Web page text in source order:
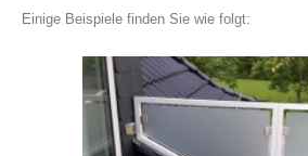
Einige Beispiele finden Sie wie folgt: